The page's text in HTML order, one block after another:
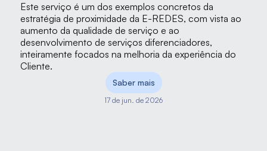
Este serviço é um dos exemplos concretos da
estratégia de proximidade da E-REDES, com vista ao
aumento da qualidade de serviço e ao
desenvolvimento de serviços diferenciadores,
inteiramente focados na melhoria da experiência do
Cliente.
Saber mais
17 de jun. de 2026